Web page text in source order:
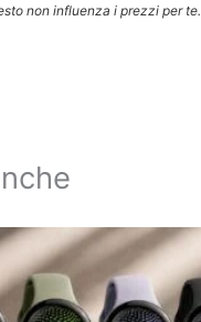
non influenza i prezzi per te.